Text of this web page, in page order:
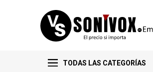
TODAS LAS CATEGORÍAS